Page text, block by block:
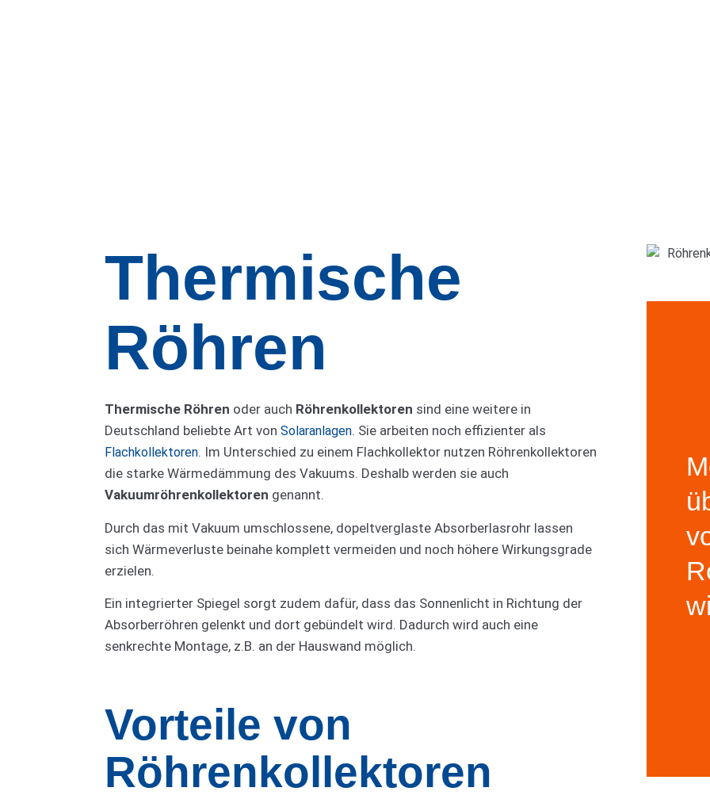
Thermische
Röhren
Thermische Röhren oder auch Röhrenkollektoren sind eine weitere in
Deutschland beliebte Art von Solaranlagen. Sie arbeiten noch effizienter als
Flachkollektoren. Im Unterschied zu einem Flachkollektor nutzen Röhrenkollektoren
die starke Wärmedämmung des Vakuums. Deshalb werden sie auch
Vakuum­röhrenkollektoren genannt.
Durch das mit Vakuum umschlossene, dopeltverglaste Absorberlasrohr lassen
sich Wärmeverluste beinahe komplett vermeiden und noch höhere Wirkungsgrade
erzielen.
Ein integrierter Spiegel sorgt zudem dafür, dass das Sonnenlicht in Richtung der
Absorberröhren gelenkt und dort gebündelt wird. Dadurch wird auch eine
senkrechte Montage, z.B. an der Hauswand möglich.
Vorteile von
Röhrenkollektoren